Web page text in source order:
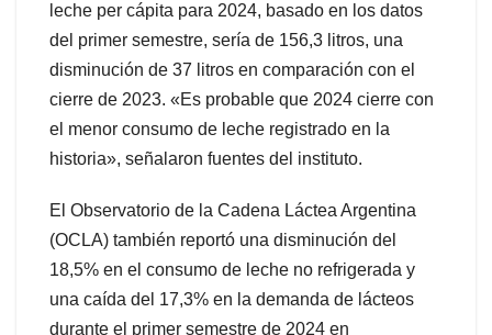
leche per cápita para 2024, basado en los datos
del primer semestre, sería de 156,3 litros, una
disminución de 37 litros en comparación con el
cierre de 2023. «Es probable que 2024 cierre con
el menor consumo de leche registrado en la
historia», señalaron fuentes del instituto.
El Observatorio de la Cadena Láctea Argentina
(OCLA) también reportó una disminución del
18,5% en el consumo de leche no refrigerada y
una caída del 17,3% en la demanda de lácteos
durante el primer semestre de 2024 en